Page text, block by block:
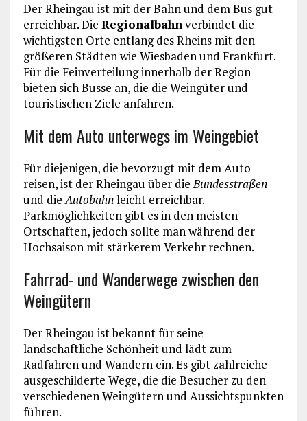
Der Rheingau ist mit der Bahn und dem Bus gut
erreichbar. Die Regionalbahnverbindet die
wichtigsten Orte entlang des Rheins mit den
größeren Städten wie Wiesbaden und Frankfurt.
Für die Feinverteilung innerhalb der Region
bieten sich Busse an, die die Weingüter und
touristischen Ziele anfahren.
Mit dem Auto unterwegs im Weingebiet
Für diejenigen, die bevorzugt mit dem Auto
reisen, ist der Rheingau über dieBundesstraßen
und dieAutobahnleicht erreichbar.
Parkmöglichkeiten gibt es in den meisten
Ortschaften, jedoch sollte man während der
Hochsaison mit stärkerem Verkehr rechnen.
Fahrrad- und Wanderwege zwischen den
Weingütern
Der Rheingau ist bekannt für seine
landschaftliche Schönheit und lädt zum
Radfahren und Wandern ein. Es gibt zahlreiche
ausgeschilderte Wege, die die Besucher zu den
verschiedenen Weingütern und Aussichtspunkten
führen.